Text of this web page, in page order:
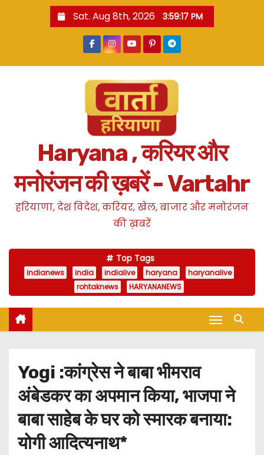
Sat. Aug 8th, 2026 3:59:18 PM
Haryana , करियर और
मनोरंजन की ख़बरें - Vartahr
हरियाणा, देश विदेश, करियर, खेल, बाजार और मनोरंजन
की ख़बरें
Top Tags
indianews india indialive haryana
haryanalive
rohtaknews
HARYANANEWS
Yogi :कांग्रेस ने बाबा भीमराव
अंबेडकर का अपमान किया, भाजपा ने
बाबा साहेब के घर को स्मारक बनाया:
योगी आदित्यनाथ*